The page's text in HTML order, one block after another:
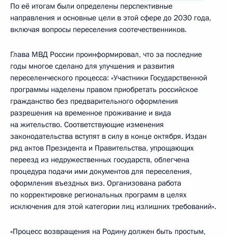
По её итогам были определены перспективные
направления и основные цели в этой сфере до 2030 года,
включая вопросы переселения соотечественников.
Глава МВД России проинформировал, что за последние
годы многое сделано для улучшения и развития
переселенческого процесса: «Участники Государственной
программы наделены правом приобретать российское
гражданство без предварительного оформления
разрешения на временное проживание и вида
на жительство. Соответствующие изменения
законодательства вступят в силу в конце октября. Издан
ряд актов Президента и Правительства, упрощающих
переезд из недружественных государств, облегчена
процедура подачи ими документов для переселения,
оформления въездных виз. Организована работа
по корректировке региональных программ в целях
исключения для этой категории лиц излишних требований».
«Процесс возвращения на Родину должен быть простым,